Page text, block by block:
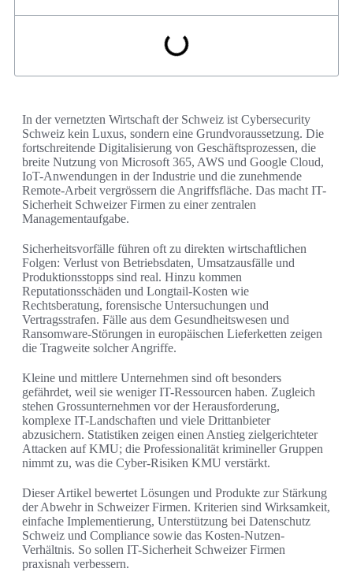
In der vernetzten Wirtschaft der Schweiz ist Cybersecurity
Schweiz kein Luxus, sondern eine Grundvoraussetzung. Die
fortschreitende Digitalisierung von Geschäftsprozessen, die
breite Nutzung von Microsoft 365, AWS und Google Cloud,
IoT-Anwendungen in der Industrie und die zunehmende
Remote-Arbeit vergrössern die Angriffsfläche. Das macht IT-
Sicherheit Schweizer Firmen zu einer zentralen
Managementaufgabe.
Sicherheitsvorfälle führen oft zu direkten wirtschaftlichen
Folgen: Verlust von Betriebsdaten, Umsatzausfälle und
Produktionsstopps sind real. Hinzu kommen
Reputationsschäden und Longtail-Kosten wie
Rechtsberatung, forensische Untersuchungen und
Vertragsstrafen. Fälle aus dem Gesundheitswesen und
Ransomware-Störungen in europäischen Lieferketten zeigen
die Tragweite solcher Angriffe.
Kleine und mittlere Unternehmen sind oft besonders
gefährdet, weil sie weniger IT-Ressourcen haben. Zugleich
stehen Grossunternehmen vor der Herausforderung,
komplexe IT-Landschaften und viele Drittanbieter
abzusichern. Statistiken zeigen einen Anstieg zielgerichteter
Attacken auf KMU; die Professionalität krimineller Gruppen
nimmt zu, was die Cyber-Risiken KMU verstärkt.
Dieser Artikel bewertet Lösungen und Produkte zur Stärkung
der Abwehr in Schweizer Firmen. Kriterien sind Wirksamkeit,
einfache Implementierung, Unterstützung bei Datenschutz
Schweiz und Compliance sowie das Kosten-Nutzen-
Verhältnis. So sollen IT-Sicherheit Schweizer Firmen
praxisnah verbessern.